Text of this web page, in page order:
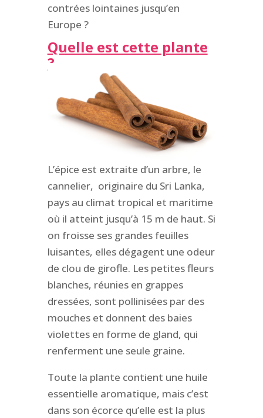
contrées lointaines jusqu’en
Europe ?
Quelle est cette plante
?
L’épice est extraite d’un arbre, le
cannelier, originaire du Sri Lanka,
pays au climat tropical et maritime
où il atteint jusqu’à 15 m de haut. Si
on froisse ses grandes feuilles
luisantes, elles dégagent une odeur
de clou de girofle. Les petites fleurs
blanches, réunies en grappes
dressées, sont pollinisées par des
mouches et donnent des baies
violettes en forme de gland, qui
renferment une seule graine.
Toute la plante contient une huile
essentielle aromatique, mais c’est
dans son écorce qu’elle est la plus